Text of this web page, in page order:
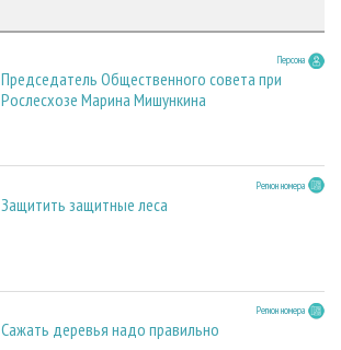
Персона
Председатель Общественного совета при
Рослесхозе Марина Мишункина
Регион номера
Защитить защитные леса
Регион номера
Сажать деревья надо правильно